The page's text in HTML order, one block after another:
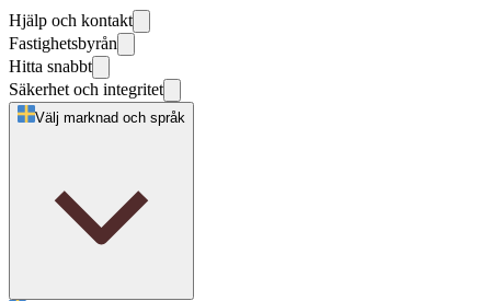
Hjälp och kontakt
Fastighetsbyrån
Hitta snabbt
Säkerhet och integritet
Välj marknad och språk